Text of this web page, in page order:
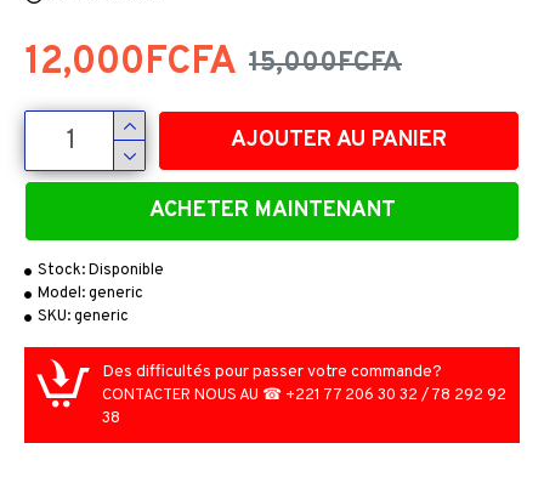
Stock:Disponible
Model:generic
SKU:generic
12,000FCFA 15,000FCFA
AJOUTER AU PANIER
ACHETER MAINTENANT
Des difficultés pour passer votre commande?
CONTACTER NOUS AU ☎ +221 77 206 30 32 / 78 292 92
38